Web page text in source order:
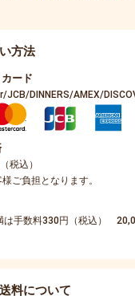
方法
ード
JCB/DINNERS/AMEX/
税込）
ご負担となります。
手数料330円（税込）
料について